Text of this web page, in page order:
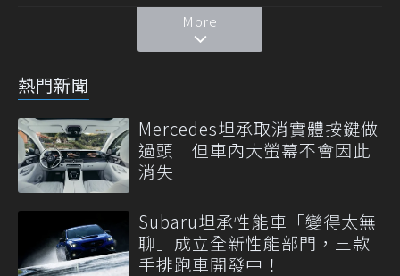
More
熱門新聞
Mercedes坦承取消實體按鍵做
過頭 但車內大螢幕不會因此
消失
Subaru坦承性能車「變得太無
聊」成立全新性能部門，三款
手排跑車開發中！